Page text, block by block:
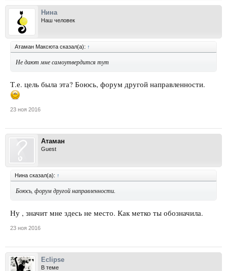
Нина
Наш человек
Атаман Максюта сказал(а): ↑
Не дают мне самоутвердится тут
Т.е. цель была эта? Боюсь, форум другой направленности.
23 ноя 2016
Атаман
Guest
Нина сказал(а): ↑
Боюсь, форум другой направленности.
Ну , значит мне здесь не место. Как метко ты обозначила.
23 ноя 2016
Eclipse
В теме